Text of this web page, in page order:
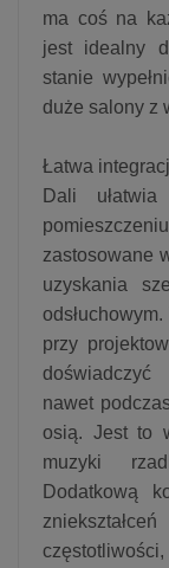
ma coś na
jest idealny
stanie
duże salony z
Łatwa
Dali
zastosowane
uzyskania
przy
nawet
osią. Jest to
muzyki
Dodatkową